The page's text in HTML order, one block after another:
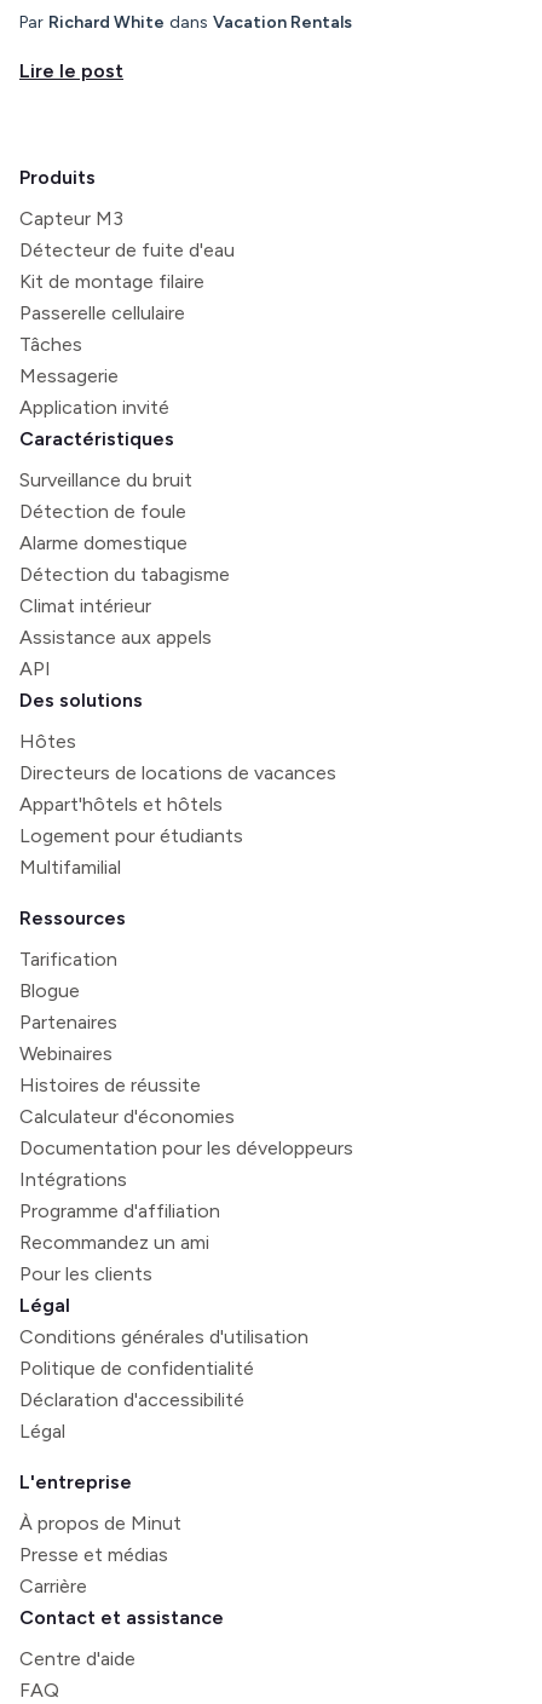
Par Richard White dans Vacation Rentals
Lire le post
Produits
Capteur M3
Détecteur de fuite d'eau
Kit de montage filaire
Passerelle cellulaire
Tâches
Messagerie
Application invité
Caractéristiques
Surveillance du bruit
Détection de foule
Alarme domestique
Détection du tabagisme
Climat intérieur
Assistance aux appels
API
Des solutions
Hôtes
Directeurs de locations de vacances
Appart'hôtels et hôtels
Logement pour étudiants
Multifamilial
Ressources
Tarification
Blogue
Partenaires
Webinaires
Histoires de réussite
Calculateur d'économies
Documentation pour les développeurs
Intégrations
Programme d'affiliation
Recommandez un ami
Pour les clients
Légal
Conditions générales d'utilisation
Politique de confidentialité
Déclaration d'accessibilité
Légal
L'entreprise
À propos de Minut
Presse et médias
Carrière
Contact et assistance
Centre d'aide
FAQ